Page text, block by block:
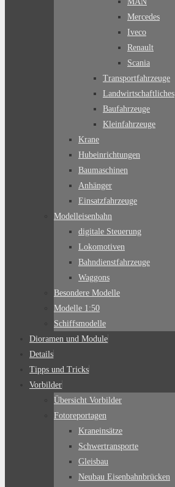
Mercedes
Iveco
Renault
Scania
Transportfahrzeuge
Landwirtschaftliches
Baufahrzeuge
Kleinfahrzeuge
Krane
Hubeinrichtungen
Baumaschinen
Anhänger
Einsatzfahrzeuge
Modelleisenbahn
digitale Steuerung
Lokomotiven
Bahndienstfahrzeuge
Waggons
Besondere Modelle
Modelle 1:50
Schiffsmodelle
Dioramen und Module
Details
Tipps und Tricks
Vorbilder
Übersicht Vorbilder
Fotoreportagen
Kraneinsätze
Schwertransporte
Gleisbau
Neubau Eisenbahnbrücken